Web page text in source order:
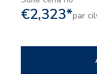
€2,323*par